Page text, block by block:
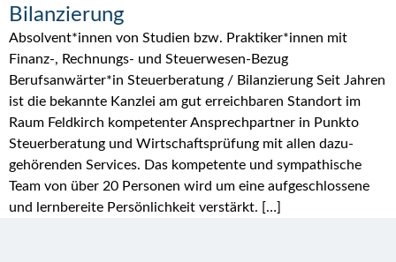
Bilanzierung
Absolvent*innen von Studien bzw. Praktiker*innen mit
Finanz-, Rechnungs- und Steuerwesen-Bezug
Berufsanwärter*in Steuerberatung / Bilanzierung Seit Jahren
ist die bekannte Kanzlei am gut erreich­baren Standort im
Raum Feldkirch kompetenter Ansprech­partner in Punkto
Steuer­beratung und Wirt­schafts­prüfung mit allen dazu­
gehörenden Services. Das kompetente und sympathische
Team von über 20 Personen wird um eine aufgeschlossene
und lernbereite Persönlichkeit verstärkt. […]